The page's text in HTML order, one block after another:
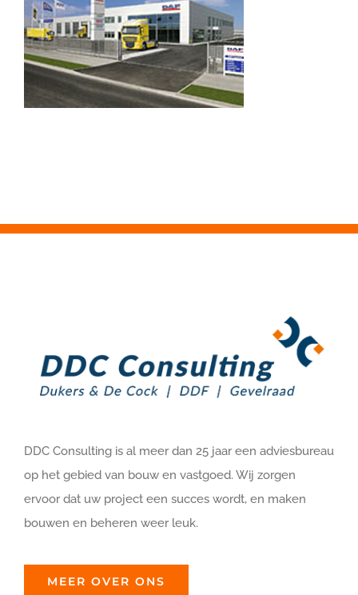
DDC Consulting is al meer dan 25 jaar een adviesbureau
op het gebied van bouw en vastgoed. Wij zorgen
ervoor dat uw project een succes wordt, en maken
bouwen en beheren weer leuk.
MEER OVER ONS